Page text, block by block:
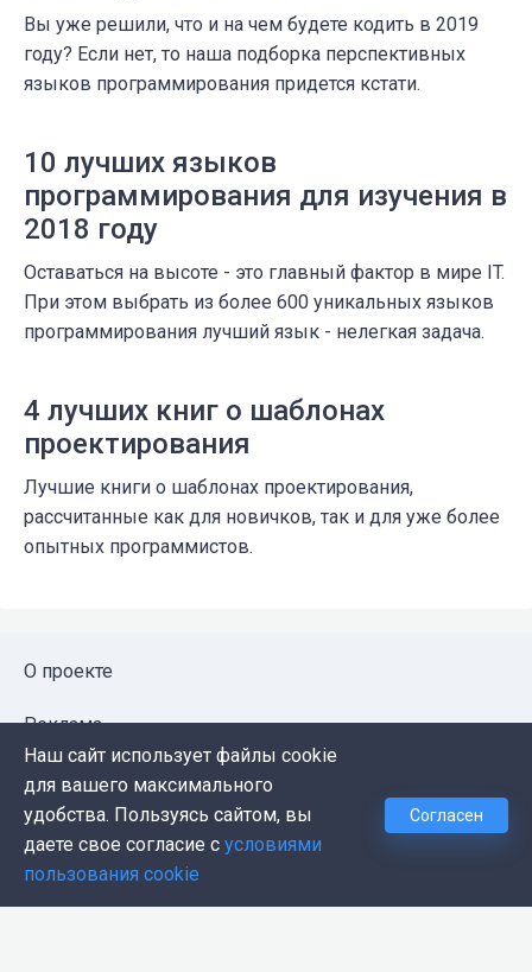
Вы уже решили, что и на чем будете кодить в 2019
году? Если нет, то наша подборка перспективных
языков программирования придется кстати.
10 лучших языков
программирования для изучения в
2018 году
Оставаться на высоте - это главный фактор в мире IT.
При этом выбрать из более 600 уникальных языков
программирования лучший язык - нелегкая задача.
4 лучших книг о шаблонах
проектирования
Лучшие книги о шаблонах проектирования,
рассчитанные как для новичков, так и для уже более
опытных программистов.
О проекте
Реклама
Публичная оферта
Политика конфиденциальности
Контакты
Наш сайт использует файлы cookie
для вашего максимального
удобства. Пользуясь сайтом, вы
даете свое согласие с условиями
пользования cookie
Согласен